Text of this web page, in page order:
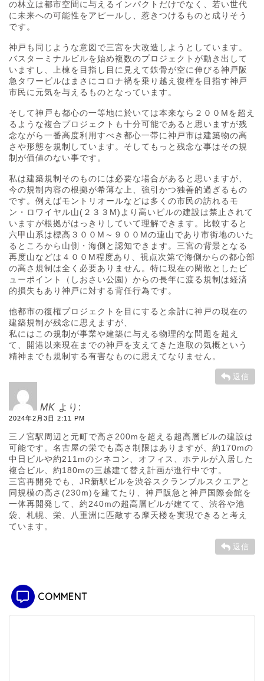
の林立は都市空間に与えるインパクトだけでなく、若い世代
に未来への可能性をアピールし、惹きつけるものと成りそう
です。
神戸も同じような意図で三宮を大改造しようとしています。
バスターミナルビルを始め複数のプロジェクトが動き出して
いますし、上棟を目指し目に見えて鉄骨が空に伸びる神戸阪
急タワービルはまさにコロナ禍を乗り越え復権を目指す神戸
市民に元気を与えるものとなっています。
そして神戸も都心の一等地に於いては本来なら２００Mを超え
るような複合プロジェクトも十分可能であると思いますが残
念ながら一番高度利用すべき都心一帯に神戸市は建築物の高
さや形態を規制しています。そしてもっと残念な事はその規
制が価値のない事です。
私は建築規制そのものには必要な場合があると思いますが、
今の規制内容の根拠が希薄な上、強引かつ独善的過ぎるもの
です。例えばモントリオールなどは多くの市民の訪れるモ
ン・ロワイヤル山(２３３M)より高いビルの建設は禁止されて
いますが根拠がはっきりしていて理解できます。比較すると
六甲山系は標高３００M～９００Mの連山であり市街地のいた
るところから山側・海側と認知できます。三宮の背景となる
再度山などは４００M程度あり、視点次第で海側からの都心部
の高さ規制は全く必要ありません。特に現在の閑散としたビ
ューポイント（しおさい公園）からの長年に渡る規制は経済
的損失もあり神戸に対する背任行為です。
他都市の復権プロジェクトを目にすると余計に神戸の現在の
建築規制が残念に思えますが、
私にはこの規制が事業や建築に与える物理的な問題を超え
て、開港以来現在までの神戸を支えてきた進取の気概という
精神までも規制する有害なものに思えてなりません。
返信
MK より:
2024年2月3日 2:11 PM
三ノ宮駅周辺と元町で高さ200mを超える超高層ビルの建設は
可能です。名古屋の栄でも高さ制限はありますが、約170mの
中日ビルや約211mのシネコン、オフィス、ホテルが入居した
複合ビル、約180mの三越建て替え計画が進行中です。
三宮再開発でも、JR新駅ビルを渋谷スクランブルスクエアと
同規模の高さ(230m)を建てたり、神戸阪急と神戸国際会館を
一体再開発して、約240mの超高層ビルが建てて、渋谷や池
袋、札幌、栄、八重洲に匹敵する摩天楼を実現できると考え
ています。
返信
COMMENT